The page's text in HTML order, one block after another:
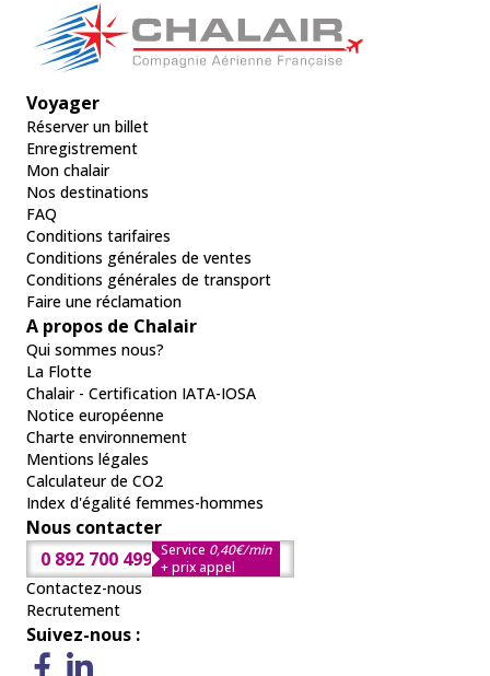
Voyager
Réserver un billet
Enregistrement
Mon chalair
Nos destinations
FAQ
Conditions tarifaires
Conditions générales de ventes
Conditions générales de transport
Faire une réclamation
A propos de Chalair
Qui sommes nous?
La Flotte
Chalair - Certification IATA-IOSA
Notice européenne
Charte environnement
Mentions légales
Calculateur de CO2
Index d'égalité femmes-hommes
Nous contacter
0 892 700 499 Service 0,40€/min
+ prix appel
Contactez-nous
Recrutement
Suivez-nous :